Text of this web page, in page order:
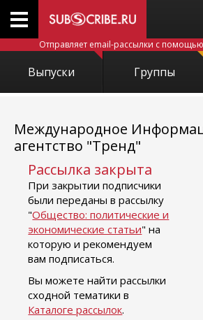
Отправляет email-рассылки с
Выпуски Группы
Международное
агентство "Тренд"
Рассылка закрыта
При закрытии подписчики
были переданы в рассылку
"Общество: политические и
экономические статьи" на
которую и рекомендуем
вам подписаться.
Вы можете найти рассылки
сходной тематики в
Каталоге рассылок.